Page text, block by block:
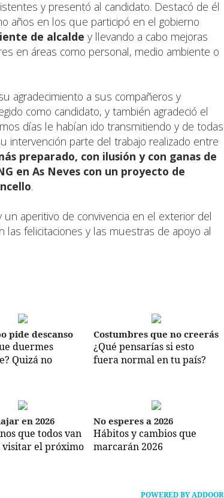
y presentó al candidato. Destacó de él
años en los que participó en el gobierno
de alcalde y llevando a cabo mejoras
en áreas como personal, medio ambiente o
agradecimiento a sus compañeros y
como candidato, y también agradeció el
días le habían ido transmitiendo y de todas
intervención parte del trabajo realizado entre
preparado, con ilusión y con ganas de
en As Neves con un proyecto de
.
aperitivo de convivencia en el exterior del
felicitaciones y las muestras de apoyo al
pide descanso
duermes
Quizá no
Costumbres que no creerás
¿Qué pensarías si esto
fuera normal en tu país?
en 2026
que todos van
el próximo
No esperes a 2026
Hábitos y cambios que
marcarán 2026
POWERED BY ADDOOR